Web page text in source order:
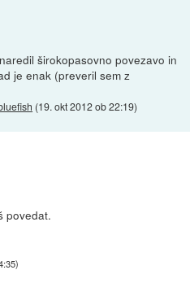
širokopasovno povezavo in
je enak (preveril sem z
(19. okt 2012 ob 22:19)
povedat.
)